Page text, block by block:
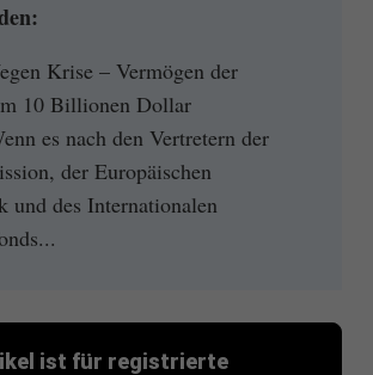
Krise – Vermögen der
10 Billionen Dollar
es nach den Vertretern der
der Europäischen
und des Internationalen
ist für registrierte